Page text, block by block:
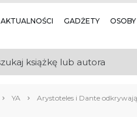
AKTUALNOŚCI GADŻETY
YA Arystoteles i Dante